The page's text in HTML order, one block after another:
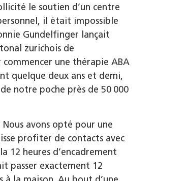
le soutien d’un centre
il était impossible
Gundelfinger lançait
zurichois de
une thérapie ABA
quelque deux ans et demi,
notre poche près de 50 000
Nous avons opté pour une
profiter de contacts avec
12 heures d’encadrement
passer exactement 12